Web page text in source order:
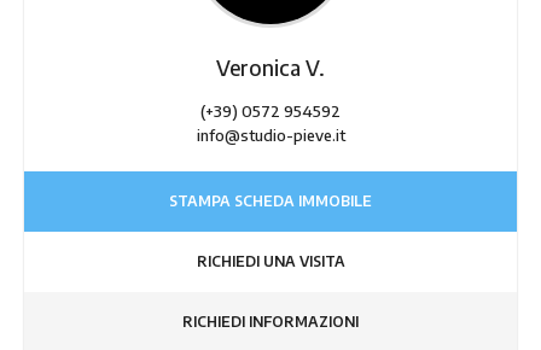
Veronica V.
(+39) 0572 954592
info@studio-pieve.it
STAMPA SCHEDA IMMOBILE
RICHIEDI UNA VISITA
RICHIEDI INFORMAZIONI